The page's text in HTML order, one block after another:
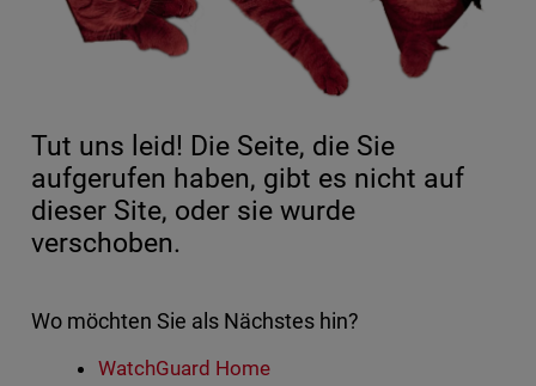
Tut uns leid! Die Seite, die Sie
aufgerufen haben, gibt es nicht auf
dieser Site, oder sie wurde
verschoben.
Wo möchten Sie als Nächstes hin?
WatchGuard Home